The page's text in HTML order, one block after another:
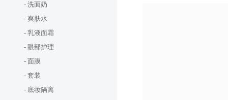
- 洗面奶
- 爽肤水
- 乳液面霜
- 眼部护理
- 面膜
- 套装
- 底妆隔离